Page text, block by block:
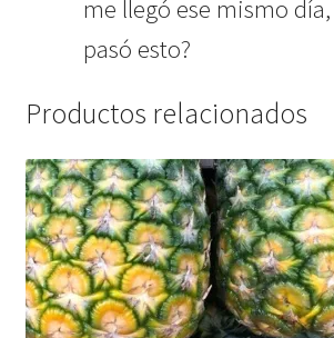
me llegó ese mismo
pasó esto?
Productos relacionados